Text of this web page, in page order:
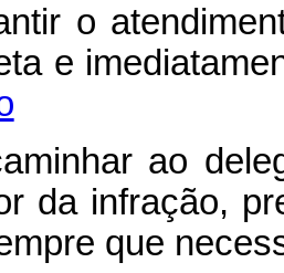
o
e
ao
da infração,
que